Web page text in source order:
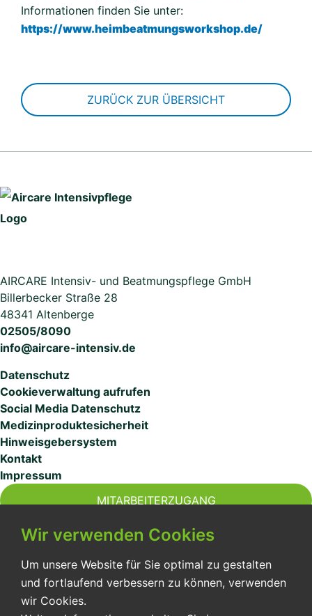
Informationen finden Sie unter:
https://www.heimbeatmungsworkshop.de/
ZURÜCK ZUR ÜBERSICHT
AIRCARE Intensiv- und Beatmungspflege GmbH
Billerbecker Straße 28
48341 Altenberge
02505/8090
info@aircare-intensiv.de
Datenschutz
Cookieverwaltung aufrufen
Social Media Datenschutz
Medizinproduktesicherheit
Hinweisgebersystem
Kontakt
Impressum
MITARBEITERZUGANG
Seit 2015 sichern wir für unsere Patient*innen eine
qualitativ hochwertige Versorgung in der außerklinischen
Wir verwenden Cookies
Um unsere Website für Sie optimal zu gestalten
und fortlaufend verbessern zu können, verwenden
wir Cookies.